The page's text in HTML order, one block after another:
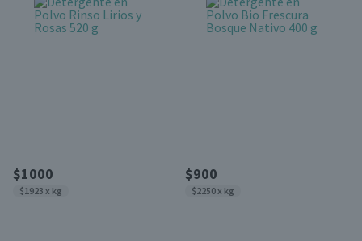
$1000
$1923 x kg
$900
$2250 x kg